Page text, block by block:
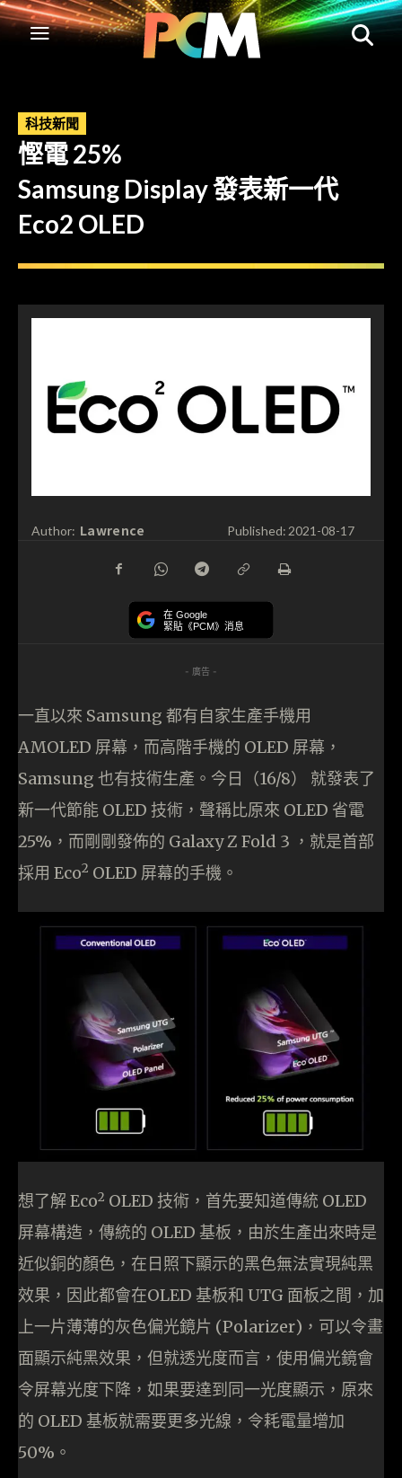
科技新聞
慳電 25%
Samsung Display 發表新一代
Eco2 OLED
Author: Lawrence Published:2021-08-17
在 Google
緊貼《PCM》消息
- 廣告 -
一直以來 Samsung 都有自家生產手機用
AMOLED 屏幕，而高階手機的 OLED 屏幕，
Samsung 也有技術生產。今日（16/8） 就發表了
新一代節能 OLED 技術，聲稱比原來 OLED 省電
25%，而剛剛發佈的 Galaxy Z Fold 3 ，就是首部
採用 Eco2 OLED 屏幕的手機。
想了解 Eco2 OLED 技術，首先要知道傳統 OLED
屏幕構造，傳統的 OLED 基板，由於生產出來時是
近似銅的顏色，在日照下顯示的黑色無法實現純黑
效果，因此都會在OLED 基板和 UTG 面板之間，加
上一片薄薄的灰色偏光鏡片 (Polarizer)，可以令畫
面顯示純黑效果，但就透光度而言，使用偏光鏡會
令屏幕光度下降，如果要達到同一光度顯示，原來
的 OLED 基板就需要更多光線，令耗電量增加
50%。